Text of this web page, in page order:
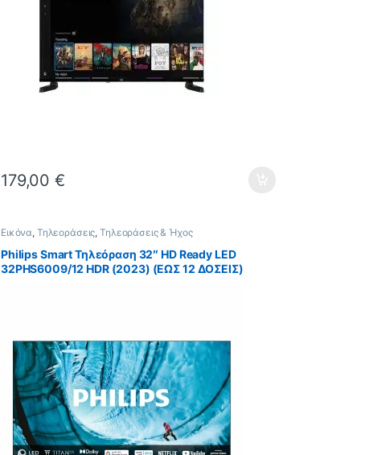
179,00€
Εικόνα, Τηλεοράσεις,Τηλεοράσεις & Ήχος
Philips Smart Τηλεόραση 32″ HD Ready LED
32PHS6009/12 HDR (2023) (ΕΩΣ 12 ΔΟΣΕΙΣ)